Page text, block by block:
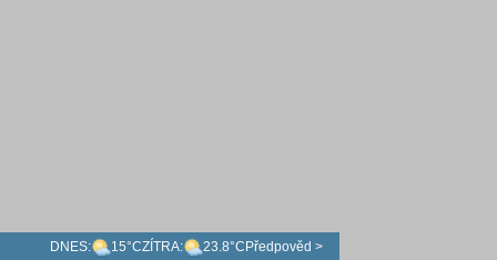
DNES: 15°CZÍTRA: 23.8°C Předpověd >